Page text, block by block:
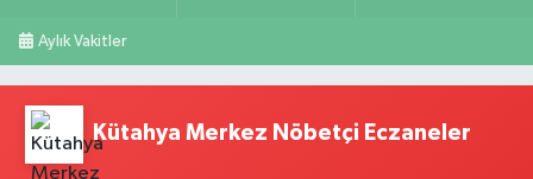
Aylık Vakitler
Kütahya Merkez Nöbetçi Eczaneler